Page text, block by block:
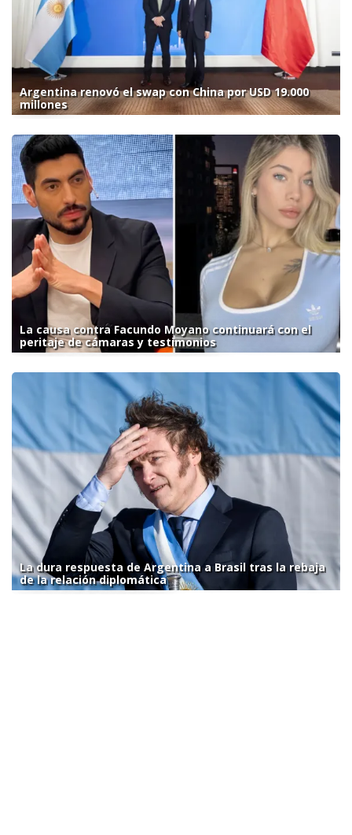
Argentina renovó el swap con China por USD 19.000
millones
La causa contra Facundo Moyano continuará con el
peritaje de cámaras y testimonios
La dura respuesta de Argentina a Brasil tras la rebaja
de la relación diplomática